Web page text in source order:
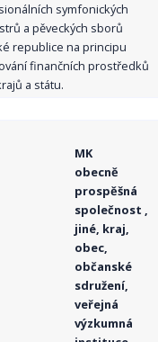
symfonických
a pěveckých sborů
republice na principu
finančních prostředků
a státu.
MK
obecně
prospěšná
společnost ,
jiné, kraj,
obec,
občanské
sdružení,
veřejná
výzkumná